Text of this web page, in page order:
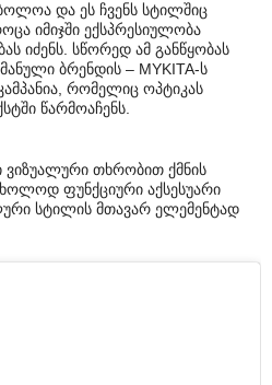
და ეს ჩვენს სტილშიც
იმიჯში ექსპრესიულობა
იძენს. სწორედ ამ განწყობას
ბრენდის – MYKITA-ს
რომელიც ოპტიკას
წარმოაჩენს.
ვიზუალური თხრობით ქმნის
ფუნქციური აქსესუარი
სტილის მთავარ ელემენტად